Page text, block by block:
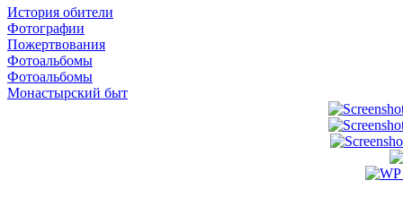
История обители
Фотографии
Пожертвования
Фотоальбомы
Фотоальбомы
Монастырский быт